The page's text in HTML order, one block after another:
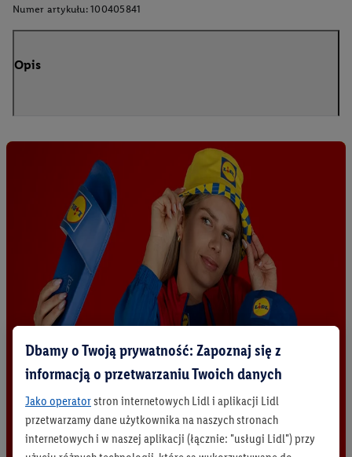
Numer artykułu: 100405841
Opis
Dbamy o Twoją prywatność: Zapoznaj się z
informacją o przetwarzaniu Twoich danych
Jako operatorstron internetowych Lidl i aplikacji Lidl
przetwarzamy dane użytkownika na naszych stronach
internetowych i w naszej aplikacji (łącznie: "usługi Lidl") przy